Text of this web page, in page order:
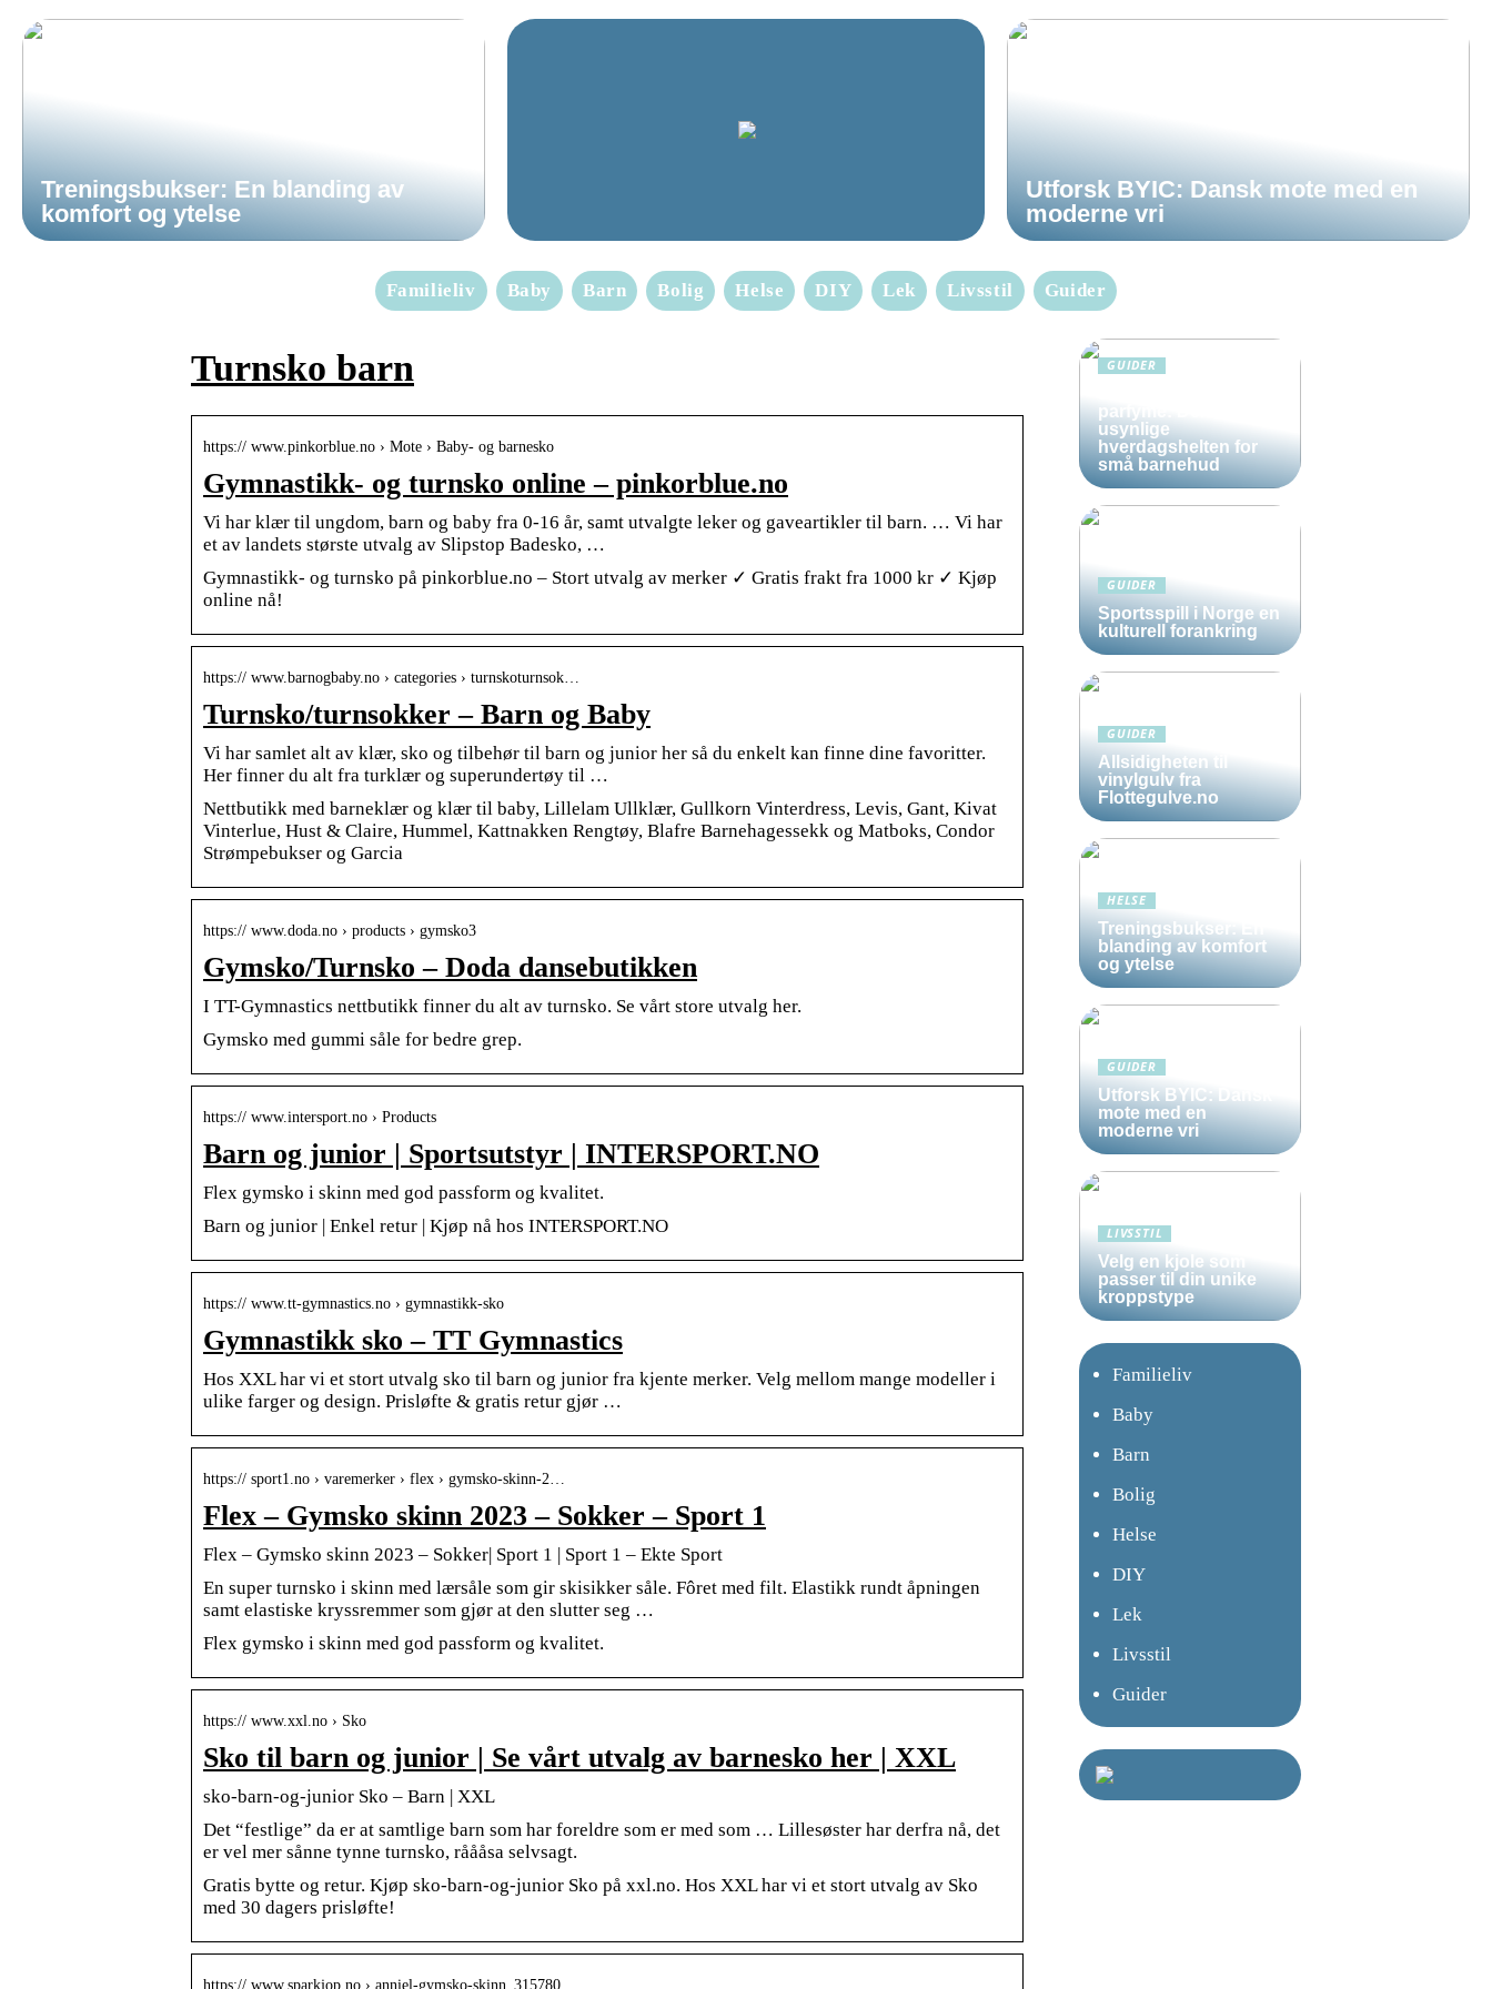
Treningsbukser: En blanding av
komfort og ytelse
Utforsk BYIC: Dansk mote med en
moderne vri
Familieliv Baby Barn Bolig Helse DIY Lek Livsstil Guider
Turnsko barn
https:// www.pinkorblue.no › Mote › Baby- og barnesko
Gymnastikk- og turnsko online – pinkorblue.no
Vi har klær til ungdom, barn og baby fra 0-16 år, samt utvalgte leker og gaveartikler til barn. … Vi har
et av landets største utvalg av Slipstop Badesko, …
Gymnastikk- og turnsko på pinkorblue.no – Stort utvalg av merker ✓ Gratis frakt fra 1000 kr ✓ Kjøp
online nå!
https:// www.barnogbaby.no › categories › turnskoturnsok…
Turnsko/turnsokker – Barn og Baby
Vi har samlet alt av klær, sko og tilbehør til barn og junior her så du enkelt kan finne dine favoritter.
Her finner du alt fra turklær og superundertøy til …
Nettbutikk med barneklær og klær til baby, Lillelam Ullklær, Gullkorn Vinterdress, Levis, Gant, Kivat
Vinterlue, Hust & Claire, Hummel, Kattnakken Rengtøy, Blafre Barnehagessekk og Matboks, Condor
Strømpebukser og Garcia
https:// www.doda.no › products › gymsko3
Gymsko/Turnsko – Doda dansebutikken
I TT-Gymnastics nettbutikk finner du alt av turnsko. Se vårt store utvalg her.
Gymsko med gummi såle for bedre grep.
https:// www.intersport.no › Products
Barn og junior | Sportsutstyr | INTERSPORT.NO
Flex gymsko i skinn med god passform og kvalitet.
Barn og junior | Enkel retur | Kjøp nå hos INTERSPORT.NO
https:// www.tt-gymnastics.no › gymnastikk-sko
Gymnastikk sko – TT Gymnastics
Hos XXL har vi et stort utvalg sko til barn og junior fra kjente merker. Velg mellom mange modeller i
ulike farger og design. Prisløfte & gratis retur gjør …
https:// sport1.no › varemerker › flex › gymsko-skinn-2…
Flex – Gymsko skinn 2023 – Sokker – Sport 1
Flex – Gymsko skinn 2023 – Sokker| Sport 1 | Sport 1 – Ekte Sport
En super turnsko i skinn med lærsåle som gir skisikker såle. Fôret med filt. Elastikk rundt åpningen
samt elastiske kryssremmer som gjør at den slutter seg …
Flex gymsko i skinn med god passform og kvalitet.
https:// www.xxl.no › Sko
Sko til barn og junior | Se vårt utvalg av barnesko her | XXL
sko-barn-og-junior Sko – Barn | XXL
Det “festlige” da er at samtlige barn som har foreldre som er med som … Lillesøster har derfra nå, det
er vel mer sånne tynne turnsko, råååsa selvsagt.
Gratis bytte og retur. Kjøp sko-barn-og-junior Sko på xxl.no. Hos XXL har vi et stort utvalg av Sko
med 30 dagers prisløfte!
https:// www.sparkjop.no › anniel-gymsko-skinn_315780
GUIDER
parfyme: Den
usynlige
hverdagshelten for
små barnehud
GUIDER
Sportsspill i Norge en
kulturell forankring
GUIDER
Allsidigheten til
vinylgulv fra
Flottegulve.no
HELSE
Treningsbukser: En
blanding av komfort
og ytelse
GUIDER
Utforsk BYIC: Dansk
mote med en
moderne vri
LIVSSTIL
Velg en kjole som
passer til din unike
kroppstype
Familieliv
Baby
Barn
Bolig
Helse
DIY
Lek
Livsstil
Guider